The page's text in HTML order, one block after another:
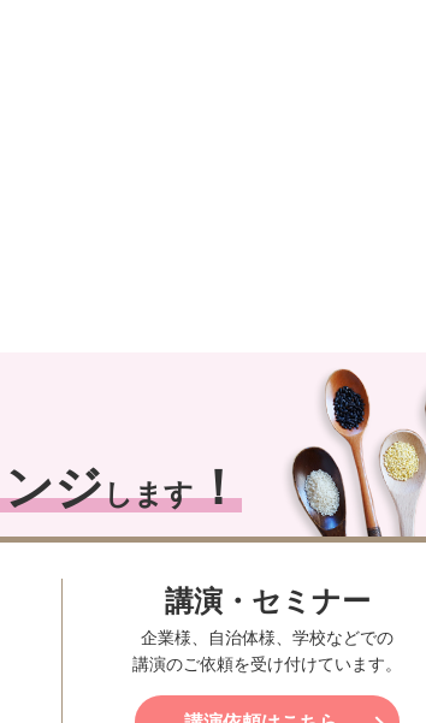
ジします！
講演・セミナー
企業様、自治体様、学校などでの
講演のご依頼を受け付けています。